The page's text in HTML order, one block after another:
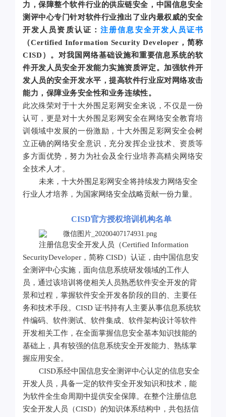
力，保障整个软件行业的供应链安全，中国信息安全
测评中心专门针对软件行业推出了业内最权威的安全
开发人员资质认证：注册信息安全开发人员证书
（Certified Information Security Developer，简称
CISD）。对我国网络基础设施和重要信息系统的软
件开发人员安全开发能力实施资质评定。 加强软件开
发人员的安全开发水平，提高软件行业应对网络攻击
能力，保障业务安全性和业务连续性。
此次殊荣对于十大外围足彩网安全来说，不仅是一份
认可，更是对十大外围足彩网安全在网络安全教育培
训领域中发展的一份激励，十大外围足彩网安全会树
立正确的网络安全意识，充分发挥企业技术、资质等
多方面优势，努力为社会及全行业培养高精尖网络安
全技术人才。
未来，十大外围足彩网安全将持续发力网络安全
行业人才培养，为国家网络安全战略贡献一份力量。
CISD官方授权培训机构名单
注册信息安全开发人员（Certified Information
SecurityDeveloper，简称 CISD）认证，由中国信息安
全测评中心实施，面向信息系统研发领域的工作人
员，通过该培训将使相关人员熟悉软件安全开发的背
景和过程，掌握软件安全开发各阶段的目的、主要任
务和技术手段。CISD 证书持有人主要从事信息系统软
件编码、软件测试、软件集成、软件架构设计等软件
开发相关工作，在全面掌握信息安全基本知识技能的
基础上，具有较强的信息系统安全开发能力、熟练掌
握应用安全。
CISD系经中国信息安全测评中心认定的信息安全
开发人员，具备一定的软件安全开发知识和技术，能
为软件全生命周期中提供安全保障。在整个注册信息
安全开发人员（CISD）的知识体系结构中，共包括信